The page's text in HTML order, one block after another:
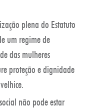
plena do Estatuto
um regime de
das mulheres
proteção e dignidade
não pode estar